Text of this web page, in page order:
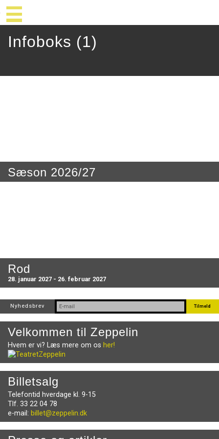
Infoboks (1)
Sæson 2026/27
Rod
28. januar 2027 - 26. februar 2027
Nyhedsbrev
Velkommen til Zeppelin
Hvem er vi? Læs mere om os her!
Billetsalg
Telefontid hverdage kl. 9-15
Tlf. 33 22 04 78
e-mail: billet@zeppelin.dk